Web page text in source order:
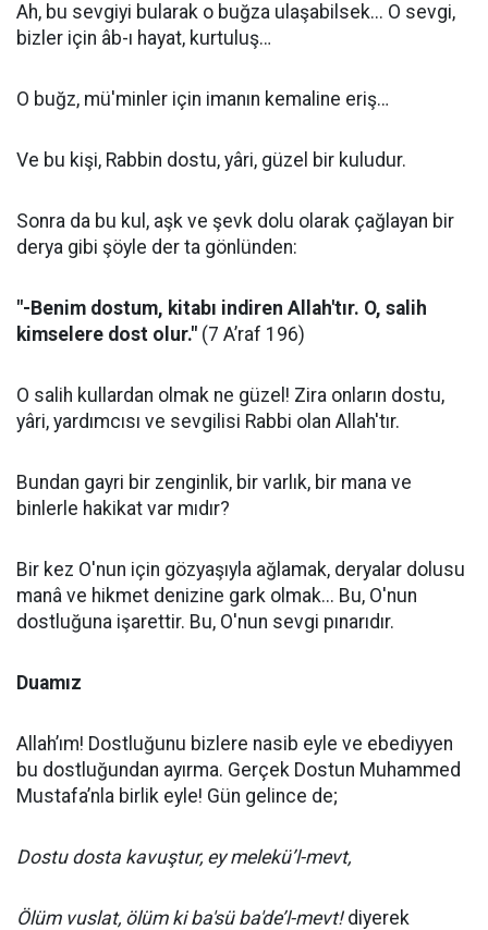
Ah, bu sevgiyi bularak o buğza ulaşabilsek... O sevgi,
bizler için âb-ı hayat, kurtuluş…
O buğz, mü'minler için imanın kemaline eriş…
Ve bu kişi, Rabbin dostu, yâri, güzel bir kuludur.
Sonra da bu kul, aşk ve şevk dolu olarak çağlayan bir
derya gibi şöyle der ta gönlünden:
"-Benim dostum, kitabı indiren Allah'tır. O, salih
kimselere dost olur." (7 A’raf 196)
O salih kullardan olmak ne güzel! Zira onların dostu,
yâri, yardımcısı ve sevgilisi Rabbi olan Allah'tır.
Bundan gayri bir zenginlik, bir varlık, bir mana ve
binlerle hakikat var mıdır?
Bir kez O'nun için gözyaşıyla ağlamak, deryalar dolusu
manâ ve hikmet denizine gark olmak... Bu, O'nun
dostluğuna işarettir. Bu, O'nun sevgi pınarıdır.
Duamız
Allah’ım! Dostluğunu bizlere nasib eyle ve ebediyyen
bu dostluğundan ayırma. Gerçek Dostun Muhammed
Mustafa’nla birlik eyle! Gün gelince de;
Dostu dosta kavuştur, ey melekü’l-mevt,
Ölüm vuslat, ölüm ki ba'sü ba'de’l-mevt!diyerek